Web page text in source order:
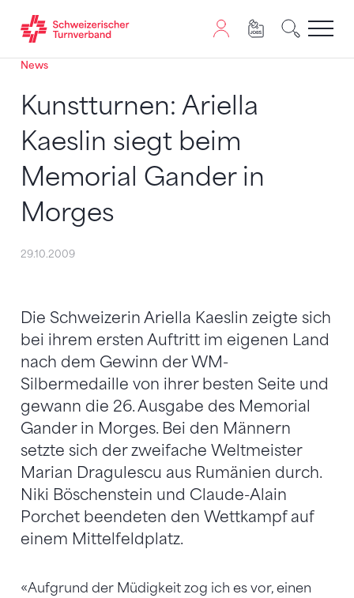
Zum Inhalt springen
Zur Sitemap navigieren
Zum Navigieren dieser Seite wird JavaScript benötigt.
News
Kunstturnen: Ariella
Kaeslin siegt beim
Memorial Gander in
Morges
29.10.2009
Die Schweizerin Ariella Kaeslin zeigte sich
bei ihrem ersten Auftritt im eigenen Land
nach dem Gewinn der WM-
Silbermedaille von ihrer besten Seite und
gewann die 26. Ausgabe des Memorial
Gander in Morges. Bei den Männern
setzte sich der zweifache Weltmeister
Marian Dragulescu aus Rumänien durch.
Niki Böschenstein und Claude-Alain
Porchet beendeten den Wettkampf auf
einem Mittelfeldplatz.
«Aufgrund der Müdigkeit zog ich es vor, einen